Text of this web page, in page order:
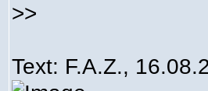
>>
Text: F.A.Z.,